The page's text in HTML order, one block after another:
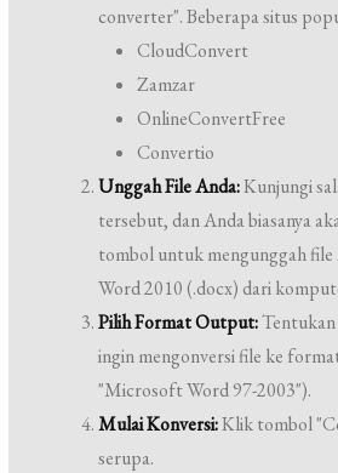
converter". Beberapa situs
CloudConvert
Zamzar
OnlineConvertFree
Convertio
Unggah File Anda:Kunjungi
tersebut, dan Anda biasanya
tombol untuk mengunggah file
Word 2010 (.docx) dari
Pilih Format Output:
ingin mengonversi file ke
"Microsoft Word 97-2003").
Mulai Konversi:Klik tombol
serupa.